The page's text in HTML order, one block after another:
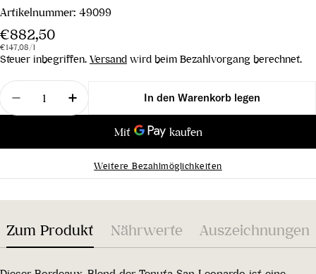
Artikelnummer: 49099
Regulärer
Preis
€882,50
Stückpreis
€147,08/pro
l
Steuer inbegriffen. Versand wird beim Bezahlvorgang berechnet.
Menge
Menge für San Leonardo 2014 verringern
Menge für San Leonardo 2014 erhöhen
In den Warenkorb legen
Weitere Bezahlmöglichkeiten
Zum Produkt Nährwerte Auszeichnungen